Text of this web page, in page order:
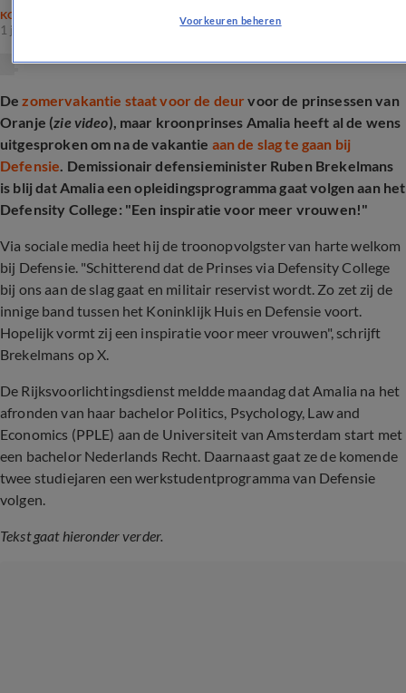
KONINKLIJK HUIS
1 juli 2025, 10:16
Dezomervakantie staat voor de deurvoor de prinsessen van
Oranje (zie video), maar kroonprinses Amalia heeft al de wens
uitgesproken om na de vakantie aan de slag te gaan bij
Defensie. Demissionair defensieminister Ruben Brekelmans
is blij dat Amalia een opleidingsprogramma gaat volgen aan het
Defensity College: "Een inspiratie voor meer vrouwen!"
Via sociale media heet hij de troonopvolgster van harte welkom
bij Defensie. "Schitterend dat de Prinses via Defensity College
bij ons aan de slag gaat en militair reservist wordt. Zo zet zij de
innige band tussen het Koninklijk Huis en Defensie voort.
Hopelijk vormt zij een inspiratie voor meer vrouwen", schrijft
Brekelmans op X.
De Rijksvoorlichtingsdienst meldde maandag dat Amalia na het
afronden van haar bachelor Politics, Psychology, Law and
Economics (PPLE) aan de Universiteit van Amsterdam start met
een bachelor Nederlands Recht. Daarnaast gaat ze de komende
twee studiejaren een werkstudentprogramma van Defensie
volgen.
Tekst gaat hieronder verder.
Voorkeuren beheren